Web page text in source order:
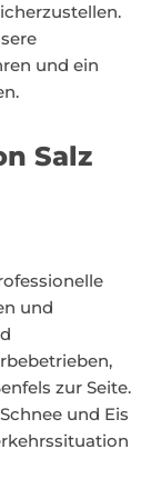
und ein
Salz
und
zur Seite.
und Eis